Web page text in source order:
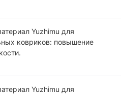
Yuzhimu для
ковриков: повышение
Yuzhimu для